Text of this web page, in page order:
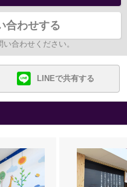
合わせする
合わせください。
LINEで共有する